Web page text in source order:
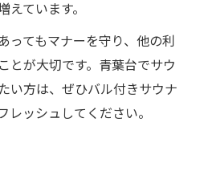
ています。
ってもマナーを守り、他の利
とが大切です。青葉台でサウ
い方は、ぜひバル付きサウナ
レッシュしてください。